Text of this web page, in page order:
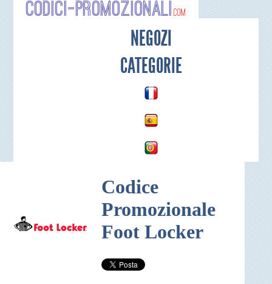
Codici-
NEGOZI
CATEGORIE
Codice
Promozionale
Foot Locker